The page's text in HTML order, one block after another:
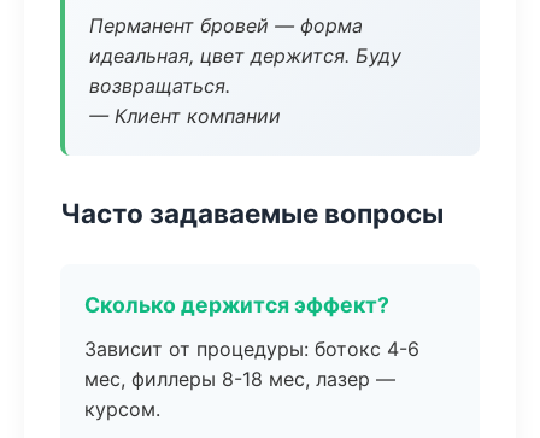
Перманент бровей — форма
идеальная, цвет держится. Буду
возвращаться.
— Клиент компании
Часто задаваемые вопросы
Сколько держится эффект?
Зависит от процедуры: ботокс 4-6
мес, филлеры 8-18 мес, лазер —
курсом.